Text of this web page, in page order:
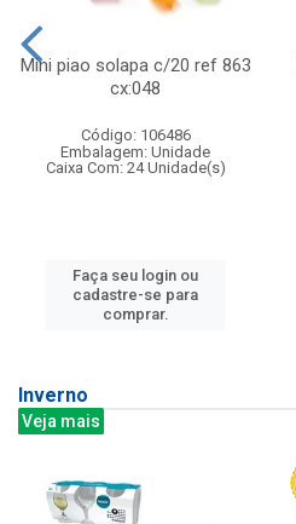
Mini piao solapa c/20 ref 863
cx:048
Código: 106486
Embalagem: Unidade
Caixa Com: 24 Unidade(s)
Faça seu login ou
cadastre-se para
comprar.
Inverno
Veja mais